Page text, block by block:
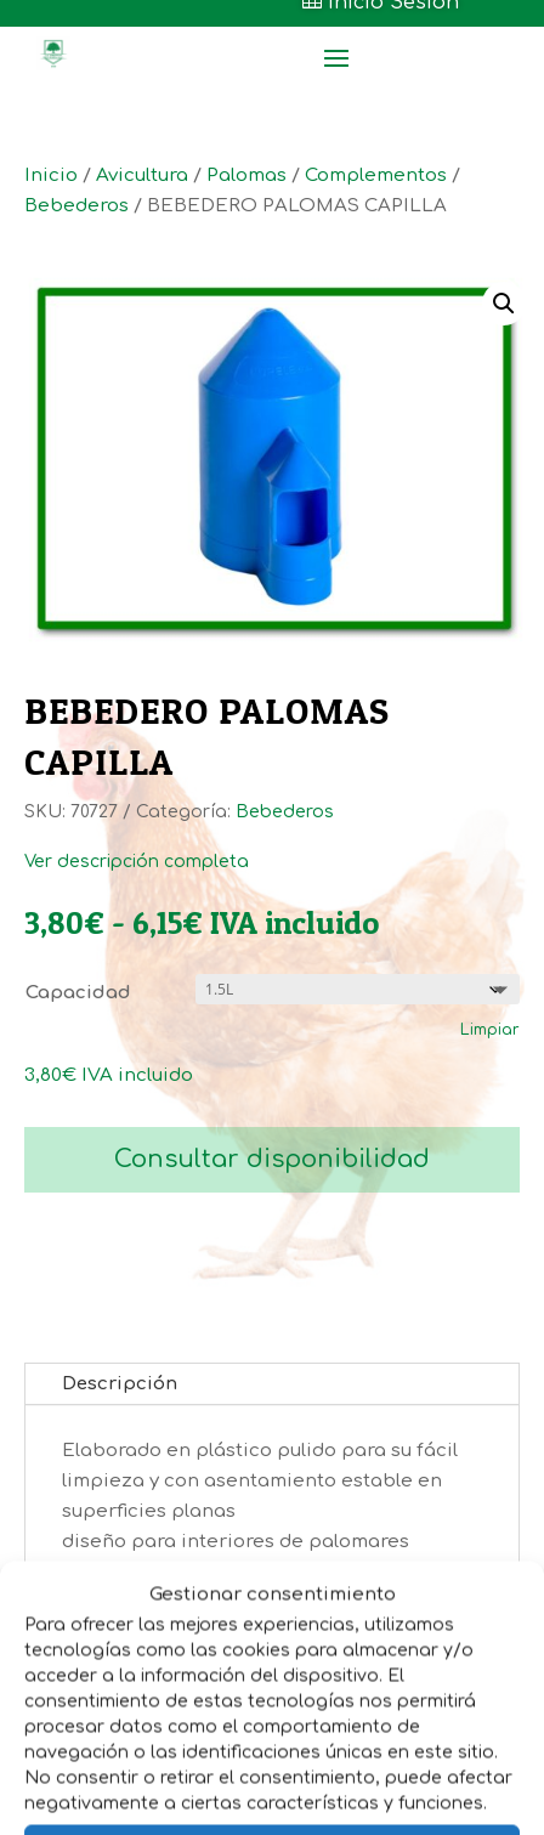
Gestionar consentimiento
Para ofrecer las mejores experiencias, utilizamos
tecnologías como las cookies para almacenar y/o
acceder a la información del dispositivo. El
consentimiento de estas tecnologías nos permitirá
procesar datos como el comportamiento de
navegación o las identificaciones únicas en este sitio.
No consentir o retirar el consentimiento, puede afectar
negativamente a ciertas características y funciones.
Inicio / Avicultura / Palomas / Complementos /
Bebederos / BEBEDERO PALOMAS CAPILLA
BEBEDERO PALOMAS
CAPILLA
SKU: 70727 Categoría: Bebederos
Ver descripción completa
3,80€ - 6,15€Rango
precios:
desde
3,80€
hasta
6,15€
IVA incluido
Capacidad
Limpiar
3,80€ IVA incluido
Consultar disponibilidad
Descripción
Elaborado en plástico pulido para su fácil
limpieza y con asentamiento estable en
superficies planas
diseño para interiores de palomares
excrementos
Saliente con amplia abertura,para facilitar
el llenado del depósito y de acceso para
poder beber los palomos
Productos relacionados